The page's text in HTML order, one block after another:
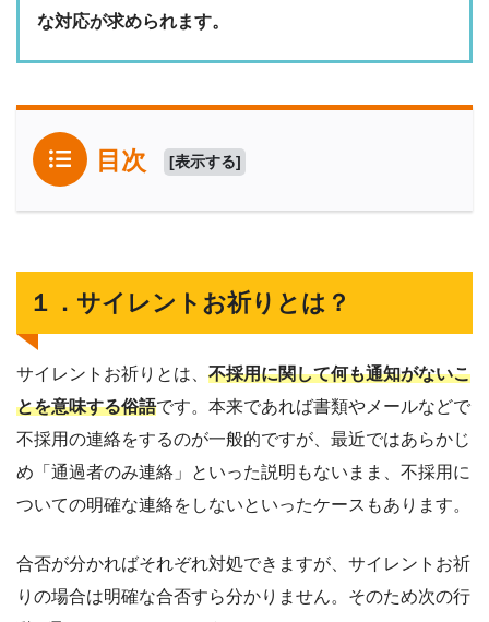
な対応が求められます。
目次 [表示する]
１．サイレントお祈りとは？
サイレントお祈りとは、 不採用に関して何も通知がないこ
とを意味する俗語です。本来であれば書類やメールなどで
不採用の連絡をするのが一般的ですが、最近ではあらかじ
め「通過者のみ連絡」といった説明もないまま、不採用に
ついての明確な連絡をしないといったケースもあります。
合否が分かればそれぞれ対処できますが、サイレントお祈
りの場合は明確な合否すら分かりません。そのため次の行